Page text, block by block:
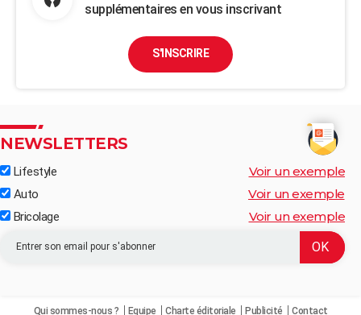
supplémentaires en vous inscrivant
S'INSCRIRE
NEWSLETTERS
Lifestyle Voir un exemple
Auto Voir un exemple
Bricolage Voir un exemple
Qui sommes-nous ? Equipe Charte éditoriale Publicité Contact